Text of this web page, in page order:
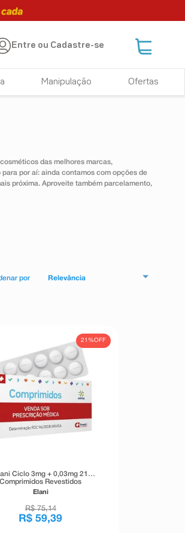
Entre ou Cadastre-se
Manipulação Ofertas
das melhores marcas,
para por aí: ainda contamos com opções de
próxima. Aproveite também parcelamento,
Relevância
21%OFF
Ciclo 3mg + 0,03mg 21
Comprimidos Revestidos
Elani
R$ 75,14
R$ 59,39